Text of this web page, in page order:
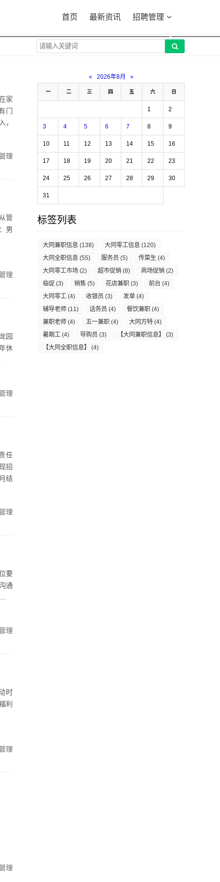
首页 最新资讯 招聘管理
家
门
，
理
管
男
理
园
休
理
任
招
结
理
要
通
理
时
利
理
理
« 2026年8月 »
一 二 三 四 五 六 日
1 2
3 4 5 6 7 8 9
10 11 12 13 14 15 16
17 18 19 20 21 22 23
24 25 26 27 28 29 30
31
标签列表
大同兼职信息 (138) 大同零工信息 (120)
大同全职信息 (55) 服务员 (5) 传菜生 (4)
大同零工市场 (2) 超市促销 (8) 商场促销 (2)
临促 (3) 销售 (5) 花店兼职 (3) 前台 (4)
大同零工 (4) 收银员 (3) 发单 (4)
辅导老师 (11) 话务员 (4) 餐饮兼职 (4)
兼职老师 (4) 五一兼职 (4) 大同方特 (4)
暑期工 (4) 导购员 (3) 【大同兼职信息】
(3)
【大同全职信息】
(4)